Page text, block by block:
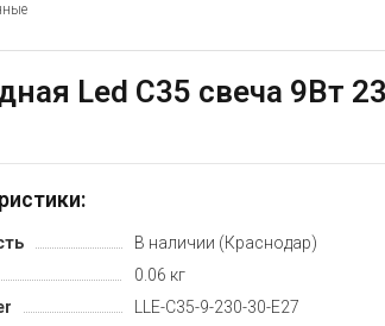
Led C35 свеча 9Вт
В наличии (Краснодар)
0.06 кг
LLE-C35-9-230-30-E27